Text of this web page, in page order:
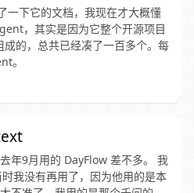
一下它的文档，我现在才大概懂
，其实是因为它整个开源项目
的，总共已经凑了一百多个。每
。
年9月用的 DayFlow 差不多。 我
我没有再用了，因为他用的是本